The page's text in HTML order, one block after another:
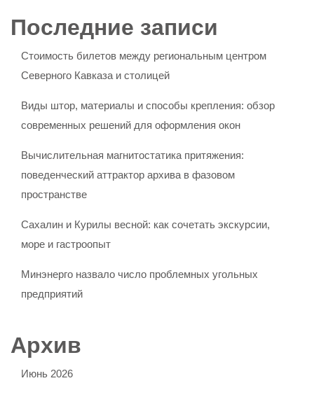
Последние записи
Стоимость билетов между региональным центром
Северного Кавказа и столицей
Виды штор, материалы и способы крепления: обзор
современных решений для оформления окон
Вычислительная магнитостатика притяжения:
поведенческий аттрактор архива в фазовом
пространстве
Сахалин и Курилы весной: как сочетать экскурсии,
море и гастроопыт
Минэнерго назвало число проблемных угольных
предприятий
Архив
Июнь 2026